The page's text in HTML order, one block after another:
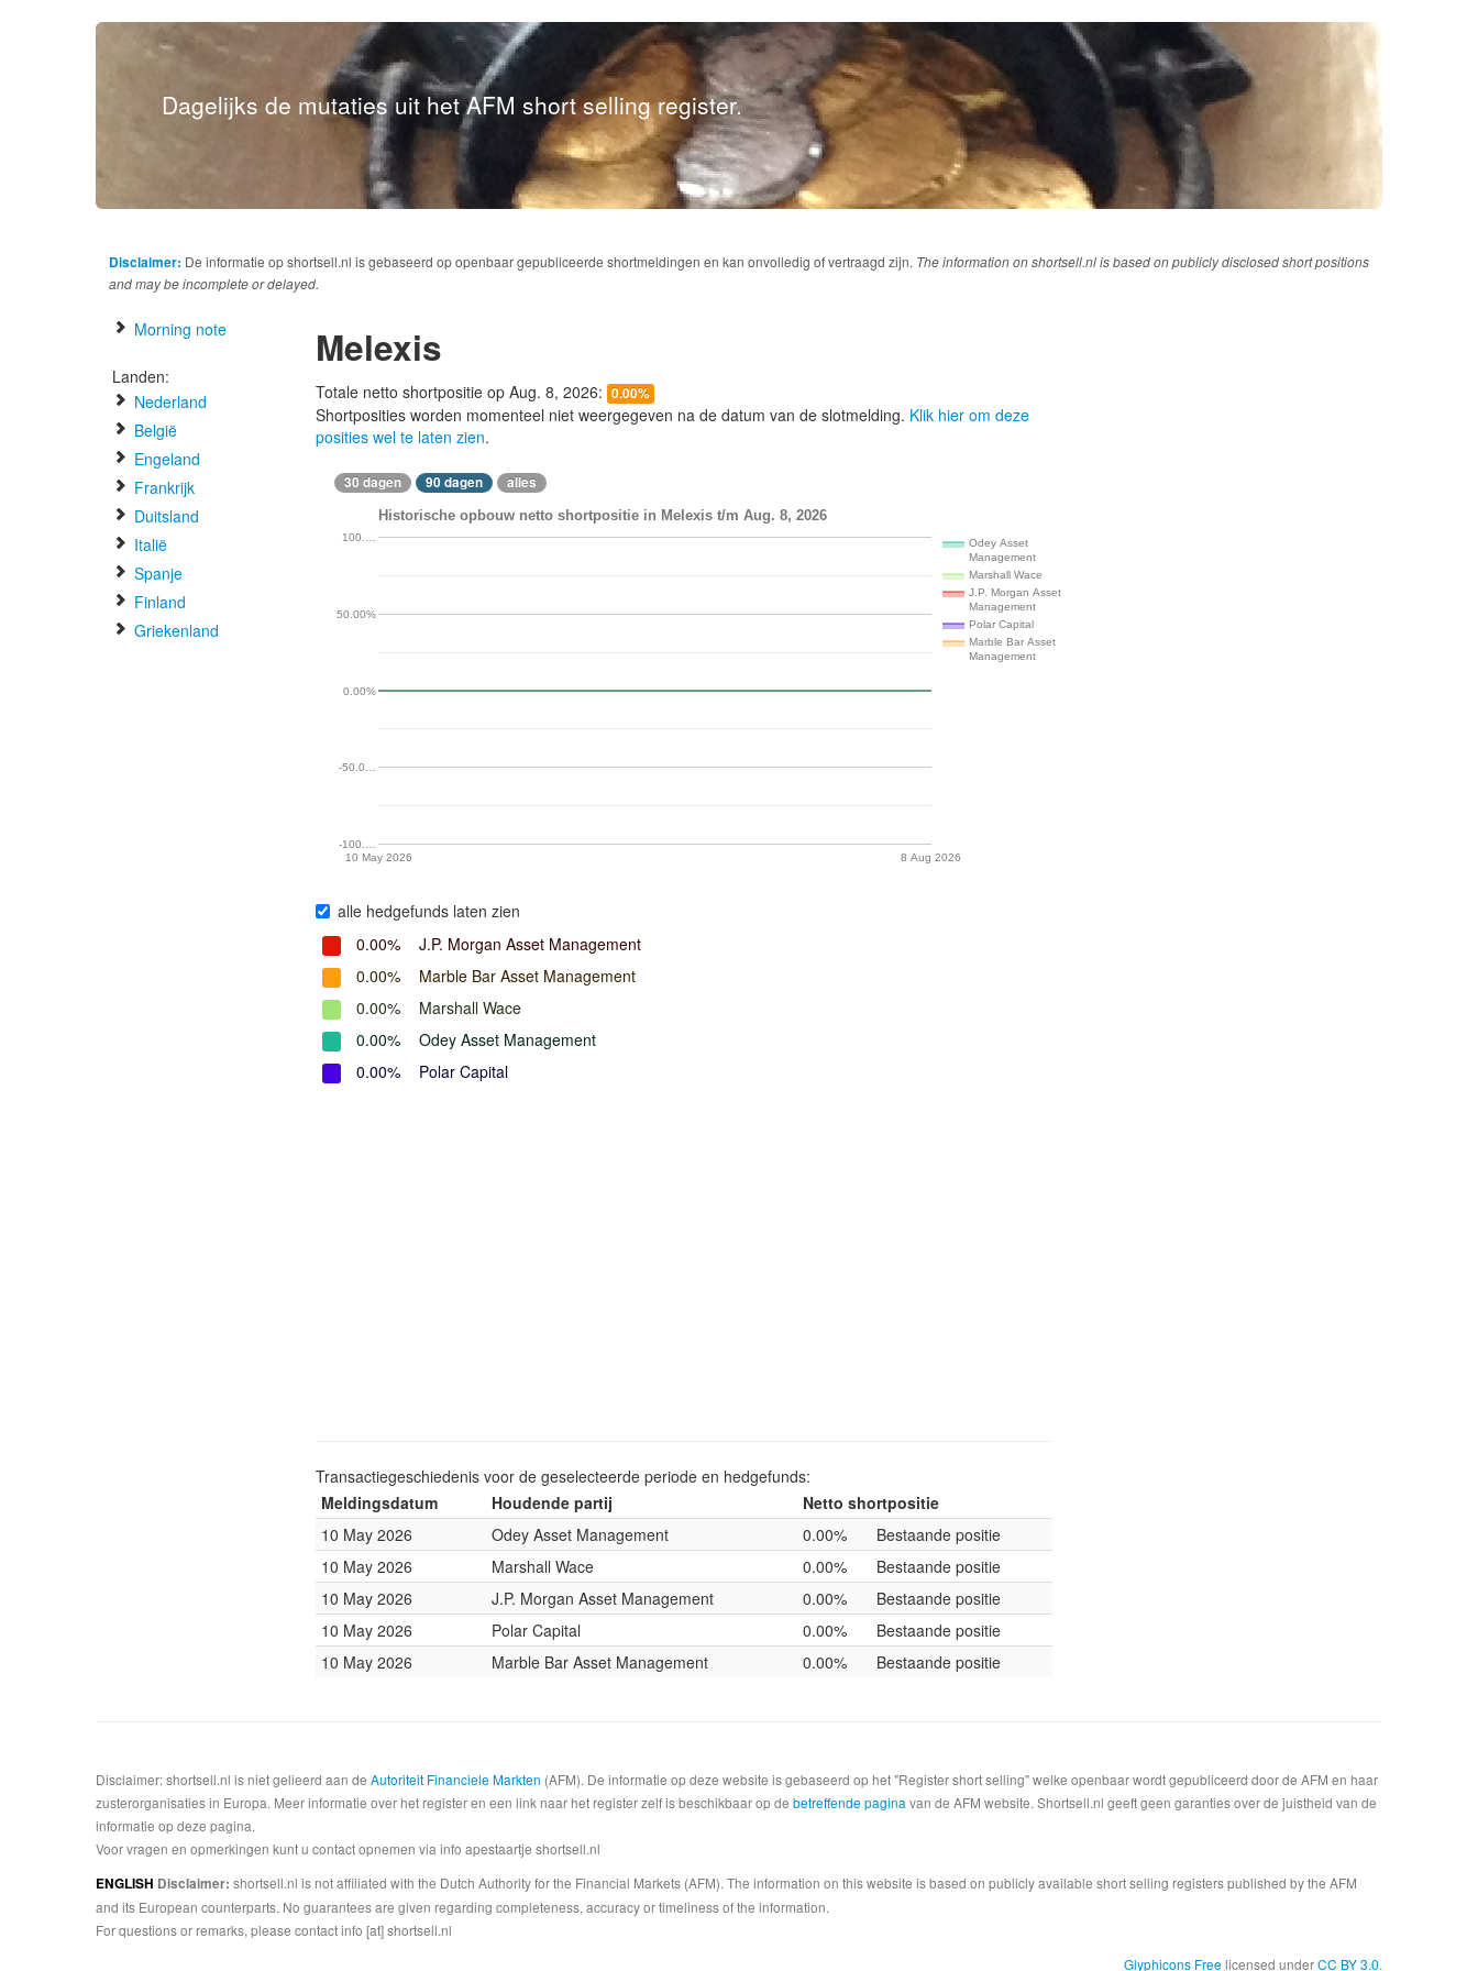
Dagelijks de mutaties uit het AFM short selling register.
Disclaimer: De informatie op shortsell.nl is gebaseerd op openbaar gepubliceerde shortmeldingen en kan onvolledig of vertraagd zijn. The information on shortsell.nl is based on publicly disclosed short positions
and may be incomplete or delayed.
Morning note
Landen:
Nederland
België
Engeland
Frankrijk
Duitsland
Italië
Spanje
Finland
Griekenland
Melexis
Totale netto shortpositie op Aug. 8, 2026: 0.00%
Shortposities worden momenteel niet weergegeven na de datum van de slotmelding. Klik hier om deze
posities wel te laten zien.
30 dagen 90 dagen alles
Historische opbouw netto shortpositie in Melexis t/m Aug. 8, 2026
Odey Asset
Management
Marshall Wace
J.P. Morgan Asset
Management
Polar Capital
Marble Bar Asset
Management
10 May 2026 8 Aug 2026
-100.…
-50.0…
0.00%
50.00%
100.…
alle hedgefunds laten zien
0.00%
J.P. Morgan Asset Management
0.00%
Marble Bar Asset Management
0.00%
Marshall Wace
0.00%
Odey Asset Management
0.00%
Polar Capital
Transactiegeschiedenis voor de geselecteerde periode en hedgefunds:
Meldingsdatum
Houdende partij
Netto shortpositie
10 May 2026
Odey Asset Management 0.00%
Bestaande positie
10 May 2026
Marshall Wace 0.00%
Bestaande positie
10 May 2026
J.P. Morgan Asset Management 0.00%
Bestaande positie
10 May 2026
Polar Capital 0.00%
Bestaande positie
10 May 2026
Marble Bar Asset Management 0.00% Bestaande positie
Disclaimer: shortsell.nl is niet gelieerd aan de Autoriteit Financiele Markten (AFM). De informatie op deze website is gebaseerd op het "Register short selling" welke openbaar wordt gepubliceerd door de AFM en haar
zusterorganisaties in Europa. Meer informatie over het register en een link naar het register zelf is beschikbaar op de betreffende pagina van de AFM website. Shortsell.nl geeft geen garanties over de juistheid van de
informatie op deze pagina.
Voor vragen en opmerkingen kunt u contact opnemen via info apestaartje shortsell.nl
ENGLISH Disclaimer: shortsell.nl is not affiliated with the Dutch Authority for the Financial Markets (AFM). The information on this website is based on publicly available short selling registers published by the AFM
and its European counterparts. No guarantees are given regarding completeness, accuracy or timeliness of the information.
For questions or remarks, please contact info [at] shortsell.nl
Glyphicons Free licensed underCC BY 3.0.